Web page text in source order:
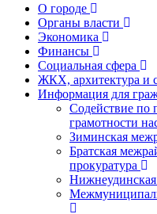
О городе
Органы власти
Экономика
Финансы
Социальная сфера
ЖКХ, архитектура и
Информация для
Содействие
грамотности
Зиминская
Братская
прокуратура
Нижнеудинская